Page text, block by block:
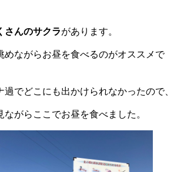
さんのサクラがあります。
めながらお昼を食べるのがオススメで
でどこにも出かけられなかったので、
がらここでお昼を食べました。